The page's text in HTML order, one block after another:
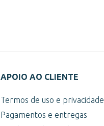
APOIO AO CLIENTE
Termos de uso e privacidade
Pagamentos e entregas